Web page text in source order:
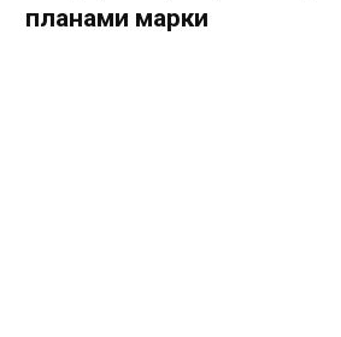
планами марки